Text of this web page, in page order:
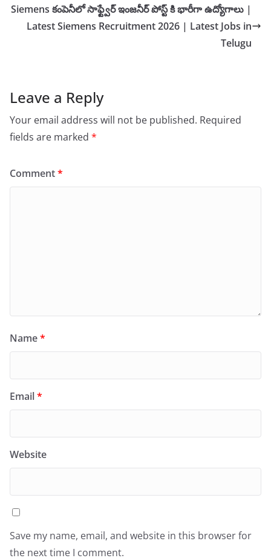
Siemens కంపెనీలో సాఫ్ట్వేర్ ఇంజనీర్ పోస్ట్ కి భారీగా ఉద్యోగాలు |
Latest Siemens Recruitment 2026 | Latest Jobs in
Telugu
Leave a Reply
Your email address will not be published. Required
fields are marked *
Comment*
Name*
Email*
Website
Save my name, email, and website in this browser for
the next time I comment.